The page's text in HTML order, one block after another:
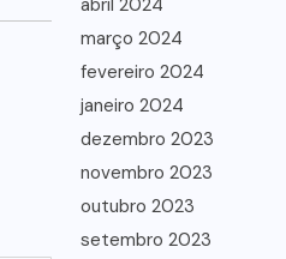
março 2024
fevereiro 2024
janeiro 2024
dezembro 2023
novembro 2023
outubro 2023
setembro 2023